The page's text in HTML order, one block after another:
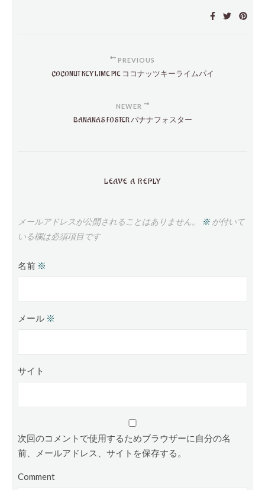
PREVIOUS
COCONUT KEY LIME PIE ココナッツキーライムパイ
NEWER
BANANAS FOSTER バナナフォスター
LEAVE A REPLY
メールアドレスが公開されることはありません。 ※が付いて
いる欄は必須項目です
名前 ※
メール ※
サイト
次回のコメントで使用するためブラウザーに自分の名
前、メールアドレス、サイトを保存する。
Comment